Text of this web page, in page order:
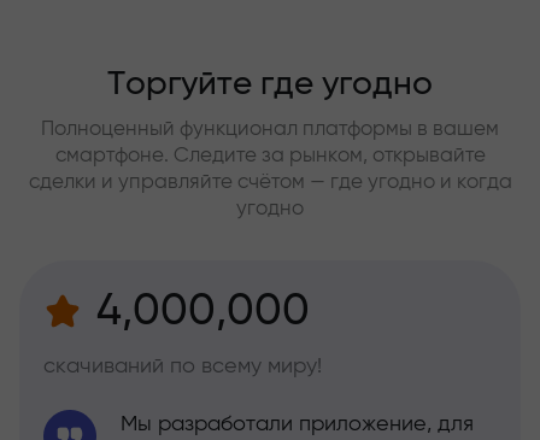
Торгуйте где угодно
Полноценный функционал платформы в вашем
смартфоне. Следите за рынком, открывайте
сделки и управляйте счётом — где угодно и когда
угодно
4,000,000
скачиваний по всему миру!
Мы разработали приложение, для